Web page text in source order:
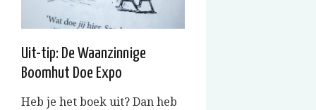
Uit-tip: De Waanzinnige
Boomhut Doe Expo
Heb je het boek uit? Dan heb